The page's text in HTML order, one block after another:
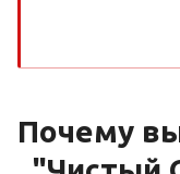
Почему